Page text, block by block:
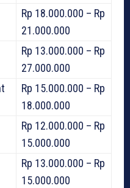
Rp 18.000.000 – Rp
21.000.000
Rp 13.000.000 – Rp
27.000.000
Rp 15.000.000 – Rp
18.000.000
Rp 12.000.000 – Rp
15.000.000
Rp 13.000.000 – Rp
15.000.000